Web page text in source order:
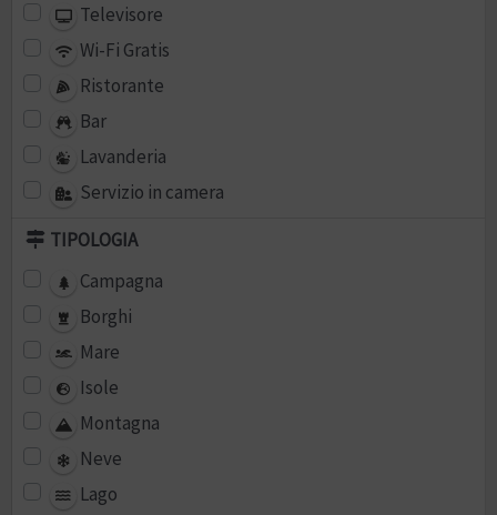
Televisore
Wi-Fi Gratis
Ristorante
Bar
Lavanderia
Servizio in camera
TIPOLOGIA
Campagna
Borghi
Mare
Isole
Montagna
Neve
Lago